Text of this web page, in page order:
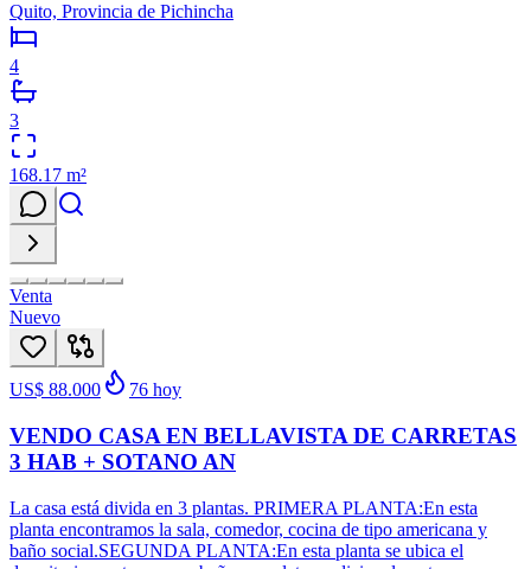
Quito, Provincia de Pichincha
4
3
168.17 m²
Venta
Nuevo
US$ 88.000 76 hoy
VENDO CASA EN BELLAVISTA DE CARRETAS
3 HAB + SOTANO AN
La casa está divida en 3 plantas. PRIMERA PLANTA:En esta
planta encontramos la sala, comedor, cocina de tipo americana y
baño social.SEGUNDA PLANTA:En esta planta se ubica el